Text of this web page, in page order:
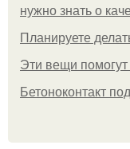
нужно знать о
Планируете
Эти вещи
Бетоноконтакт